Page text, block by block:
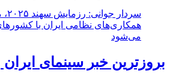
همکاری‌های نظامی ایران با
می‌شود
بروزترین خبر سینمای